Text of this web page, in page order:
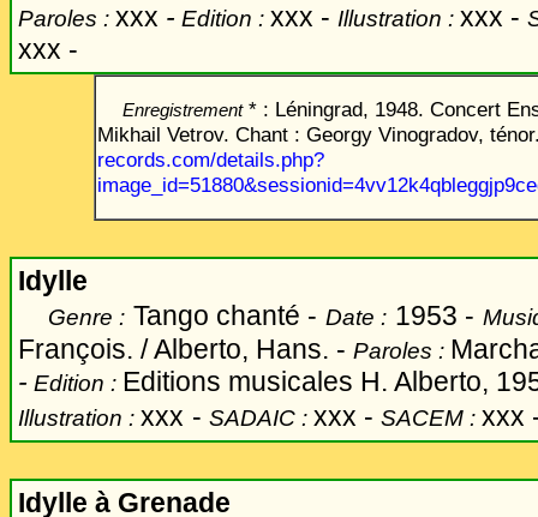
Paroles : xxx - Edition : xxx - Illustration : xxx -
xxx -
Enregistrement* : Léningrad, 1948. Concert
Mikhail Vetrov. Chant : Georgy Vinogradov,
records.com/details.php?
Idylle
Genre : Tango chanté - Date : 1953 -
François. / Alberto, Hans. - Paroles :
- Edition : Editions musicales H. Alberto,
Illustration : xxx - SADAIC : xxx - SACEM : xxx
Idylle à Grenade